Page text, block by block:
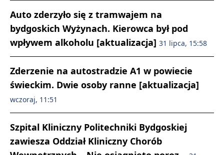
Auto zderzyło się z tramwajem na
bydgoskich Wyżynach. Kierowca był pod
wpływem alkoholu [aktualizacja] 31 lipca, 15:58
Zderzenie na autostradzie A1 w powiecie
świeckim. Dwie osoby ranne [aktualizacja]
wczoraj, 11:51
Szpital Kliniczny Politechniki Bydgoskiej
zawiesza Oddział Kliniczny Chorób